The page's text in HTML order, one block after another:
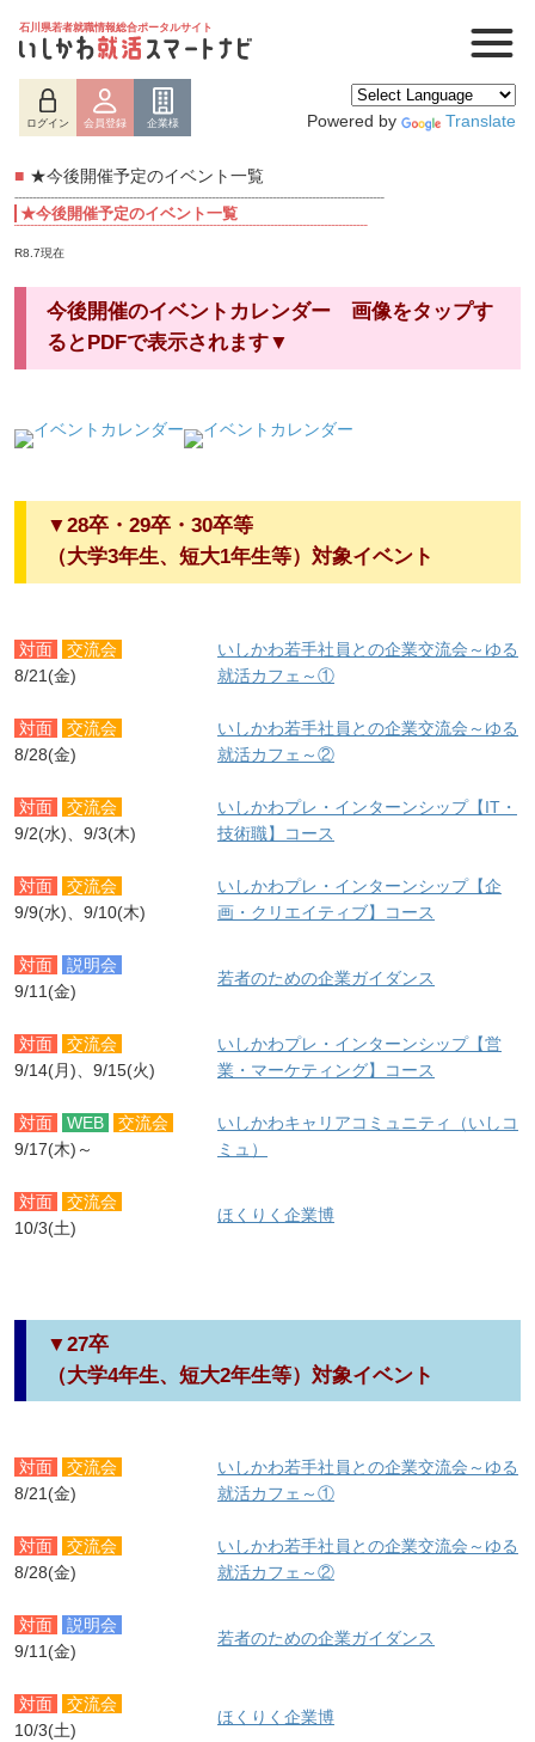
石川県若者就職情報総合ポータルサイト
ログイン 会員登録 企業様 Powered by Translate
■ ★今後開催予定のイベント一覧
★今後開催予定のイベント一覧
R8.7現在
今後開催のイベントカレンダー 画像をタップす
るとPDFで表示されます▼
▼28卒・29卒・30卒等
（大学3年生、短大1年生等）対象イベント
対面
交流会
8/21(金)
いしかわ若手社員との企業交流会～ゆる
就活カフェ～①
対面
交流会
8/28(金)
いしかわ若手社員との企業交流会～ゆる
就活カフェ～②
対面
交流会
9/2(水)、9/3(木)
いしかわプレ・インターンシップ【IT・
技術職】コース
対面
交流会
9/9(水)、9/10(木)
いしかわプレ・インターンシップ【企
画・クリエイティブ】コース
対面
説明会
9/11(金)
若者のための企業ガイダンス
対面
交流会
9/14(月)、9/15(火)
いしかわプレ・インターンシップ【営
業・マーケティング】コース
対面 WEB
交流会
9/17(木)～
いしかわキャリアコミュニティ（いしコ
ミュ）
対面
交流会
10/3(土)
ほくりく企業博
▼27卒
（大学4年生、短大2年生等）対象イベント
対面
交流会
8/21(金)
いしかわ若手社員との企業交流会～ゆる
就活カフェ～①
対面
交流会
8/28(金)
いしかわ若手社員との企業交流会～ゆる
就活カフェ～②
対面
説明会
9/11(金)
若者のための企業ガイダンス
対面
交流会
10/3(土)
ほくりく企業博